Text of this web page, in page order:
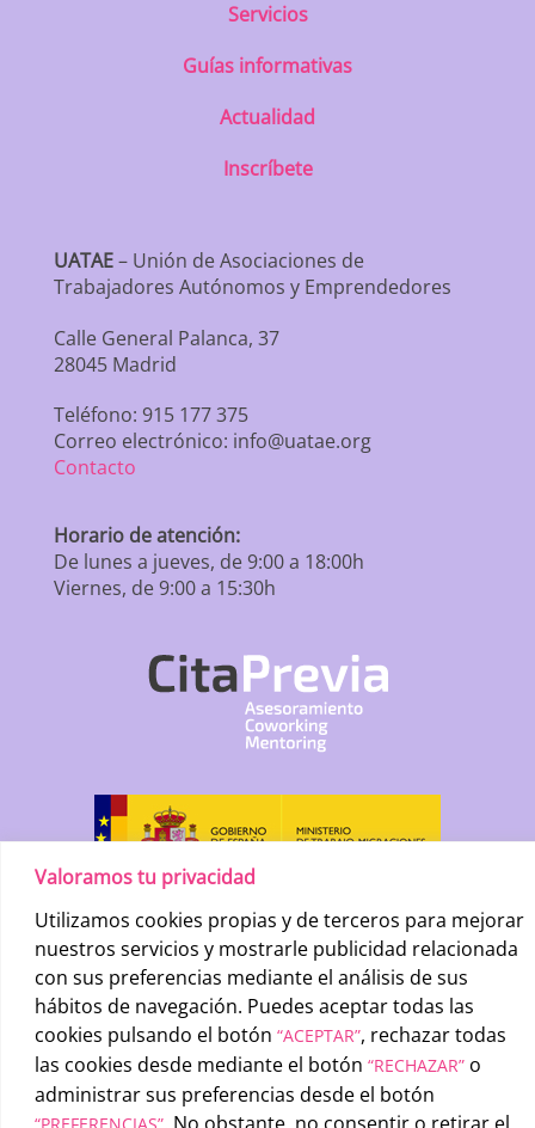
Valoramos tu privacidad
Utilizamos cookies propias y de terceros para mejorar
nuestros servicios y mostrarle publicidad relacionada
con sus preferencias mediante el análisis de sus
hábitos de navegación. Puedes aceptar todas las
cookies pulsando el botón “ACEPTAR”, rechazar todas
las cookies desde mediante el botón “RECHAZAR” o
administrar sus preferencias desde el botón
“PREFERENCIAS” . No obstante, no consentir o retirar el
Servicios
Guías informativas
Actualidad
Inscríbete
UATAE– Unión de Asociaciones de
Trabajadores Autónomos y Emprendedores
Calle General Palanca, 37
28045 Madrid
Teléfono: 915 177 375
Correo electrónico: info@uatae.org
Contacto
Horario de atención:
De lunes a jueves, de 9:00 a 18:00h
Viernes, de 9:00 a 15:30h
UATAE2026 © |Condiciones generales de uso-Política de
privacidad-Política de cookies